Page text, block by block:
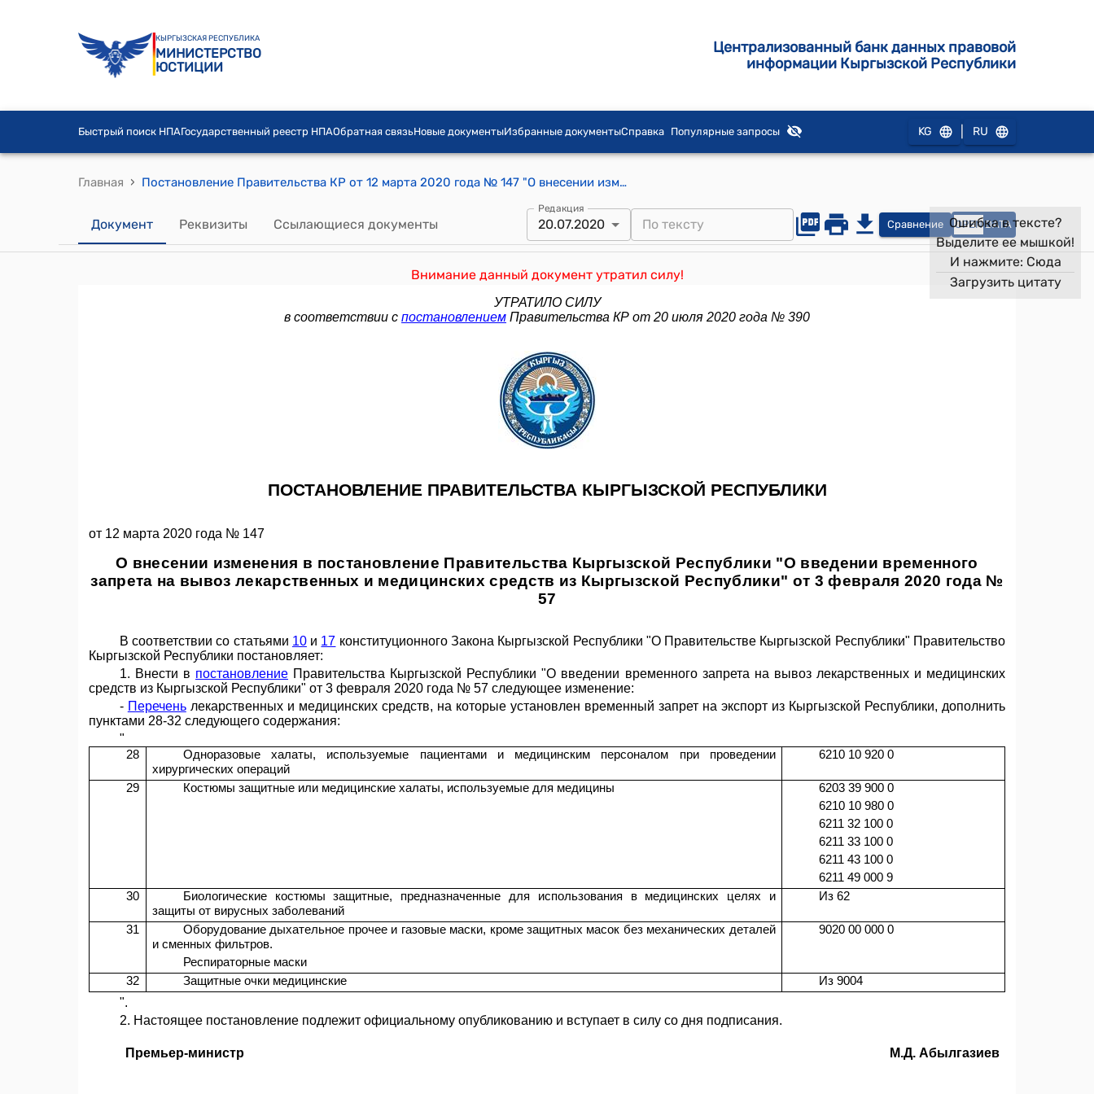
КЫРГЫЗСКАЯ РЕСПУБЛИКА
МИНИСТЕРСТВО
ЮСТИЦИИ
Централизованный банк данных правовой
информации Кыргызской Республики
Быстрый поиск НПАГосударственный реестр НПАОбратная связьНовые документыИзбранные документыСправка Популярные запросы KG RU
Главная › Постановление Правительства КР от 12 марта 2020 года № 147 "О внесении изменения в постановление Правительства Кыргызской Республики "О введении временного запрета на вывоз лекарственных и медицинских средств из Кыргызской Республики" от 3 февраля 2020 года № 57"
Документ Реквизиты Ссылающиеся документы
Редакция
20.07.2020 Сравнение OPEN DATA
Внимание данный документ утратил силу!
Ошибка в тексте?
Выделите ее мышкой!
И нажмите: Сюда
Загрузить цитату